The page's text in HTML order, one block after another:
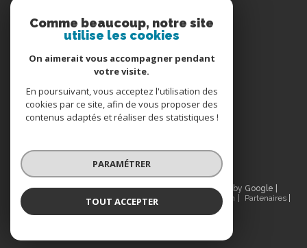
avis
clients
nous
© 2026 | Tous droits réservés | Traduction powered by Google |
Nos honoraires
Plan du site Mentions légales Admin
Partenaires
Politique RGPD
Comme beaucoup, notre site
utilise les cookies
On aimerait vous accompagner pendant
votre visite.
En poursuivant, vous acceptez l'utilisation des
cookies par ce site, afin de vous proposer des
contenus adaptés et réaliser des statistiques !
PARAMÉTRER
TOUT ACCEPTER